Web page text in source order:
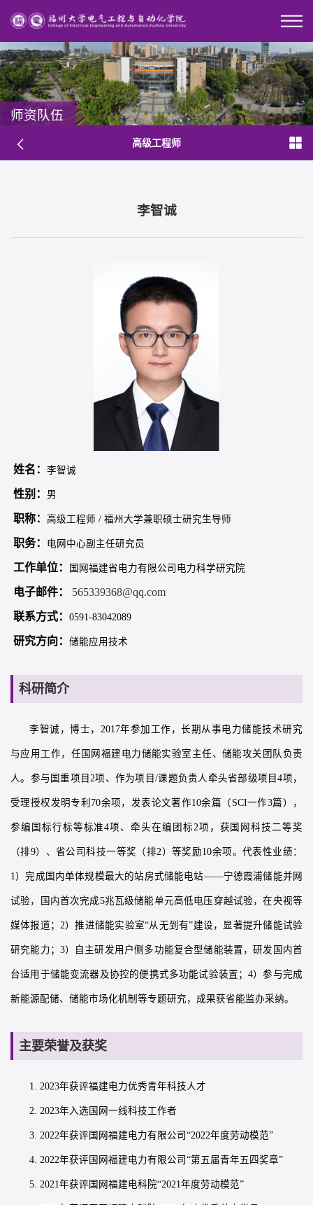
师资队伍
高级工程师
李智诚
姓名： 李智诚
性别： 男
职称： 高级工程师 / 福州大学兼职硕士研究生导师
职务： 电网中心副主任研究员
工作单位： 国网福建省电力有限公司电力科学研究院
电子邮件： 565339368@qq.com
联系方式： 0591-83042089
研究方向： 储能应用技术
科研简介
李智诚，博士，2017年参加工作，长期从事电力储能技术研究
与应用工作，任国网福建电力储能实验室主任、储能攻关团队负责
人。参与国重项目2项、作为项目/课题负责人牵头省部级项目4项，
受理授权发明专利70余项，发表论文著作10余篇（SCI一作3篇），
参编国标行标等标准4项、牵头在编团标2项，获国网科技二等奖
（排9）、省公司科技一等奖（排2）等奖励10余项。代表性业绩：
1）完成国内单体规模最大的站房式储能电站——宁德霞浦储能并网
试验，国内首次完成5兆瓦级储能单元高低电压穿越试验，在央视等
媒体报道；2）推进储能实验室“从无到有”建设，显著提升储能试验
研究能力；3）自主研发用户侧多功能复合型储能装置，研发国内首
台适用于储能变流器及协控的便携式多功能试验装置；4）参与完成
新能源配储、储能市场化机制等专题研究，成果获省能监办采纳。
主要荣誉及获奖
1. 2023年获评福建电力优秀青年科技人才
2. 2023年入选国网一线科技工作者
3. 2022年获评国网福建电力有限公司“2022年度劳动模范”
4. 2022年获评国网福建电力有限公司“第五届青年五四奖章”
5. 2021年获评国网福建电科院“2021年度劳动模范”